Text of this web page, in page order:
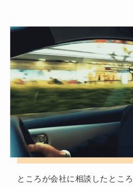
ところが会社に相談したとこ